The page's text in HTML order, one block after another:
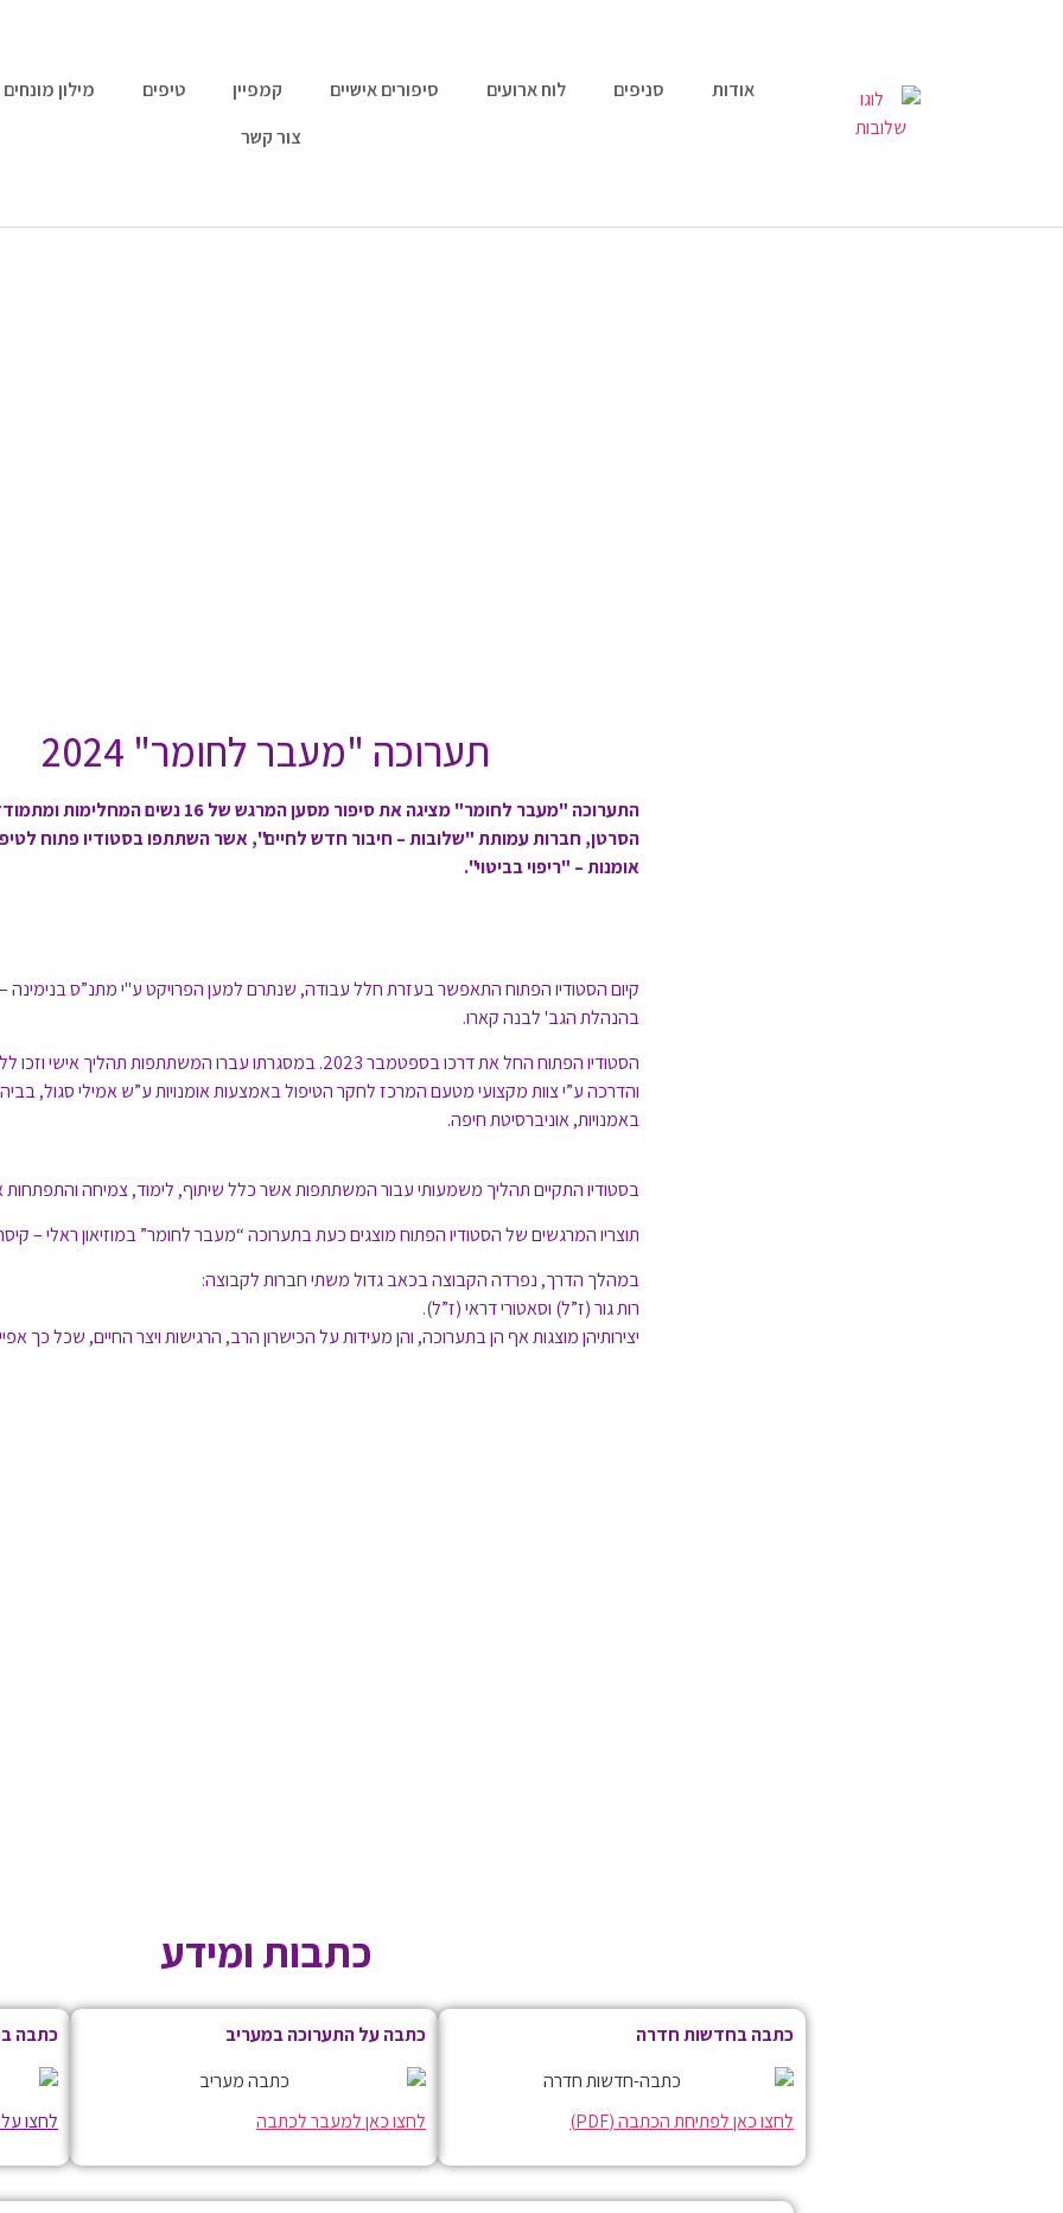
אודות סניפים לוח ארועים סיפורים אישיים קמפיין טיפים מילון מונחים
צור קשר
תערוכה "מעבר לחומר" 2024
התערוכה "מעבר לחומר" מציגה את סיפור מסען המרגש של 16
הסרטן, חברות עמותת "שלובות – חיבור חדש לחיים", אשר השתתפו בסטודיו פתוח
אומנות – "ריפוי בביטוי".
קיום הסטודיו הפתוח התאפשר בעזרת חלל עבודה, שנתרם למען הפרויקט ע"י מתנ”ס
בהנהלת הגב' לבנה קארו.
הסטודיו הפתוח החל את דרכו בספטמבר 2023. במסגרתו עברו המשתתפות תהליך אישי
והדרכה ע”י צוות מקצועי מטעם המרכז לחקר הטיפול באמצעות אומנויות ע”ש אמילי סגול,
באמנויות, אוניברסיטת חיפה.
בסטודיו התקיים תהליך משמעותי עבור המשתתפות אשר כלל שיתוף, לימוד, צמיחה והתפתחות
תוצריו המרגשים של הסטודיו הפתוח מוצגים כעת בתערוכה “מעבר לחומר” במוזיאון ראלי –
במהלך הדרך, נפרדה הקבוצה בכאב גדול משתי חברות לקבוצה:
רות גור (ז”ל) וסאטורי דראי (ז”ל).
יצירותיהן מוצגות אף הן בתערוכה, והן מעידות על הכישרון הרב, הרגישות ויצר החיים, שכל כך
כתבות ומידע
כתבה בחדשות חדרה
לחצו כאן לפתיחת הכתבה (PDF)
כתבה על התערוכה במעריב
לחצו כאן למעבר לכתבה
כתבה
לחצו